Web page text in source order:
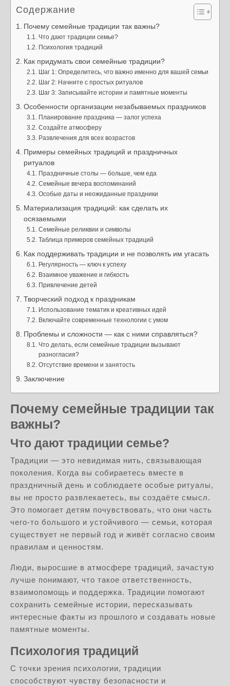
Содержание
Почему семейные традиции так важны?
Что дают традиции семье?
Психология традиций
Как придумать свои семейные традиции?
Шаг 1: Определитесь, что важно именно для вашей семьи
Шаг 2: Начните с простых ритуалов
Шаг 3: Записывайте истории и памятные моменты
Особенности организации незабываемых праздников
Планирование праздника — залог успеха
Создайте атмосферу
Развлечения для всех возрастов
Примеры семейных традиций и праздничных
ритуалов
Праздничные столы — больше, чем еда
Семейные вечера воспоминаний
Особые даты и неожиданные праздники
Материализация традиций: как сделать их
осязаемыми
Семейные реликвии и символы
Таблица примеров семейных традиций
Как поддерживать традиции и не позволять им угасать
Регулярность — ключ к успеху
Взаимное уважение и гибкость
Привлечение детей
Творческий подход к праздникам
Использование тематик и креативных идей
Включайте современные технологии с умом
Проблемы и сложности — как с ними справляться?
Что делать, если семейные традиции вызывают
разногласия?
Отсутствие времени и занятость
Заключение
Почему семейные традиции так
важны?
Что дают традиции семье?
Традиции — это невидимая нить, связывающая
поколения. Когда вы собираетесь вместе в
праздничный день и соблюдаете особые ритуалы,
вы не просто развлекаетесь, вы создаёте смысл.
Это помогает детям почувствовать, что они часть
чего-то большого и устойчивого — семьи, которая
существует не первый год и живёт согласно своим
правилам и ценностям.
Люди, выросшие в атмосфере традиций, зачастую
лучше понимают, что такое ответственность,
взаимопомощь и поддержка. Традиции помогают
сохранить семейные истории, пересказывать
интересные факты из прошлого и создавать новые
памятные моменты.
Психология традиций
С точки зрения психологии, традиции
способствуют чувству безопасности и